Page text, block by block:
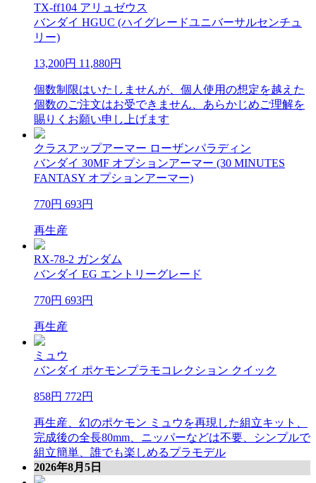
TX-ff104 アリュゼウス
バンダイ HGUC (ハイグレードユニバーサルセンチュ
リー)
13,200円 11,880円
個数制限はいたしませんが、個人使用の想定を越えた
個数のご注文はお受できません、あらかじめご理解を
賜りくお願い申し上げます
クラスアップアーマー ローザンパラディン
バンダイ 30MF オプションアーマー (30 MINUTES
FANTASY オプションアーマー)
770円 693円
再生産
RX-78-2 ガンダム
バンダイ EG エントリーグレード
770円 693円
再生産
ミュウ
バンダイ ポケモンプラモコレクション クイック
858円 772円
再生産、幻のポケモン ミュウを再現した組立キット、
完成後の全長80mm、ニッパーなどは不要、シンプルで
組立簡単、誰でも楽しめるプラモデル
2026年8月5日